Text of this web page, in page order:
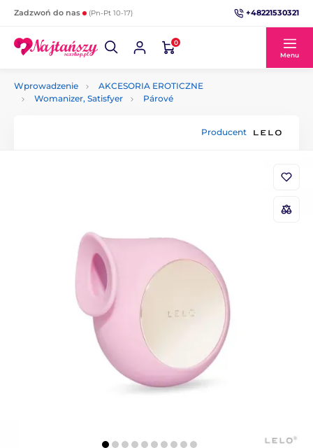
Zadzwoń do nas (Pn-Pt 10-17) +48221530321
0
Menu
Wprowadzenie
AKCESORIA EROTICZNE
Womanizer, Satisfyer
Párové
Producent